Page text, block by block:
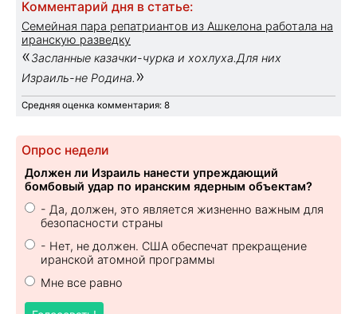
Комментарий дня в статье:
Семейная пара репатриантов из Ашкелона работала на
иранскую разведку
«Засланные казачки-чурка и хохлуха.Для них
Израиль-не Родина. »
Средняя оценка комментария: 8
Опрос недели
Должен ли Израиль нанести упреждающий
бомбовый удар по иранским ядерным объектам?
- Да, должен, это является жизненно важным для
безопасности страны
- Нет, не должен. США обеспечат прекращение
иранской атомной программы
Мне все равно